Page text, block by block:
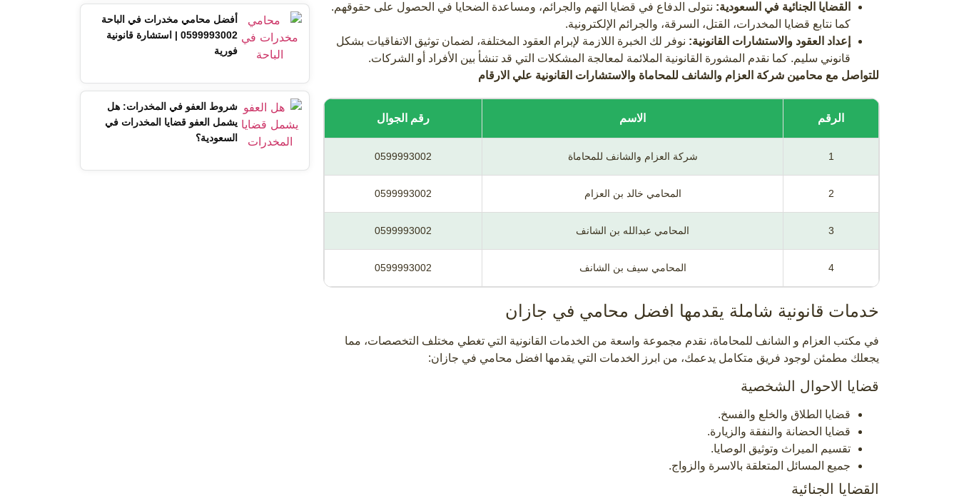
أفضل محامي مخدرات في الباحة
0599993002 | استشارة قانونية
فورية
شروط العفو في المخدرات: هل
يشمل العفو قضايا المخدرات في
السعودية؟
القضايا الجنائية في السعودية: نتولى الدفاع في قضايا التهم والجرائم، ومساعدة الضحايا في الحصول على حقوقهم.
كما نتابع قضايا المخدرات، القتل، السرقة، والجرائم الإلكترونية.
إعداد العقود والاستشارات القانونية: نوفر لك الخبرة اللازمة لإبرام العقود المختلفة، لضمان توثيق الاتفاقيات بشكل
قانوني سليم. كما نقدم المشورة القانونية الملائمة لمعالجة المشكلات التي قد تنشأ بين الأفراد أو الشركات.
للتواصل مع محامين شركة العزام والشانف للمحاماة والاستشارات القانونية علي الارقام
الرقم الاسم رقم الجوال
1 شركة العزام والشانف للمحاماة 0599993002
2 المحامي خالد بن العزام 0599993002
3 المحامي عبدالله بن الشانف 0599993002
4 المحامي سيف بن الشانف 0599993002
خدمات قانونية شاملة يقدمها افضل محامي في جازان
في مكتب العزام و الشانف للمحاماة، نقدم مجموعة واسعة من الخدمات القانونية التي تغطي مختلف التخصصات، مما
يجعلك مطمئن لوجود فريق متكامل يدعمك، من ابرز الخدمات التي يقدمها افضل محامي في جازان:
قضايا الاحوال الشخصية
قضايا الطلاق والخلع والفسخ.
قضايا الحضانة والنفقة والزيارة.
تقسيم الميراث وتوثيق الوصايا.
جميع المسائل المتعلقة بالاسرة والزواج.
القضايا الجنائية